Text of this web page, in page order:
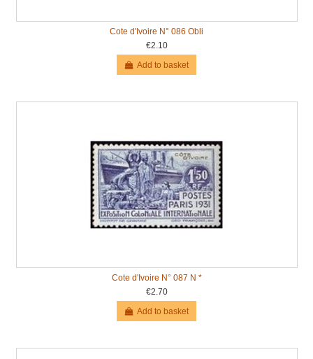
Cote d'Ivoire N° 086 Obli
€2.10
Add to basket
Cote d'Ivoire N° 087 N *
€2.70
Add to basket